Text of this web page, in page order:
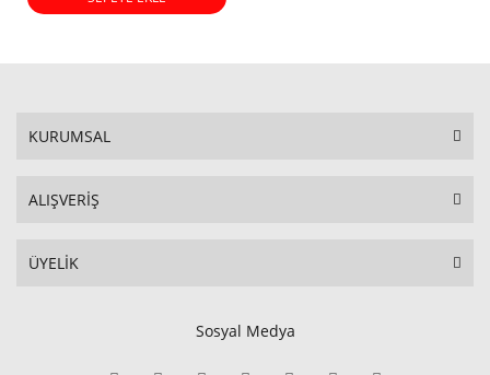
KURUMSAL
ALIŞVERİŞ
ÜYELİK
Sosyal Medya